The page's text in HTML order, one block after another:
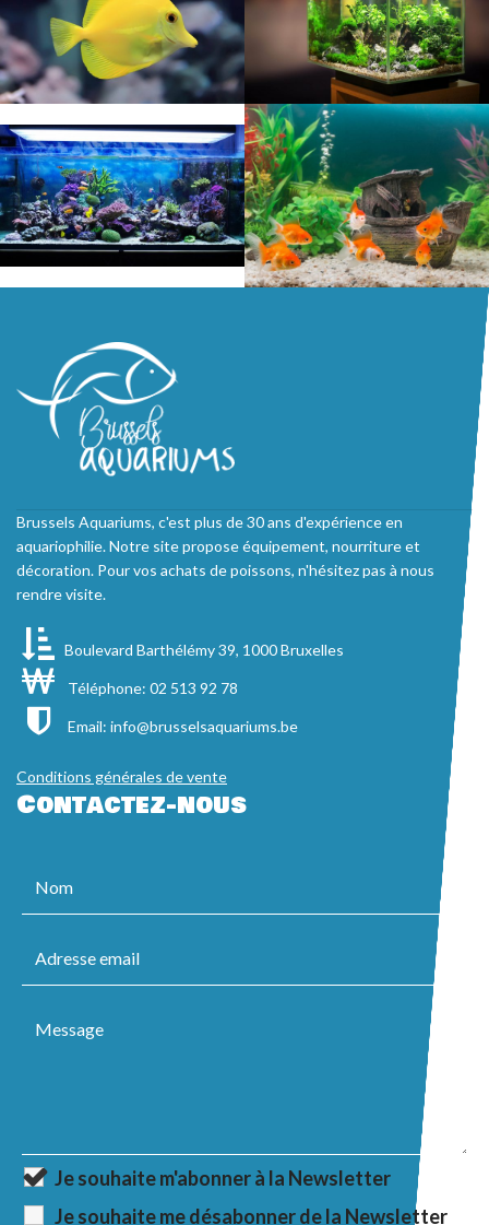
Brussels Aquariums, c'est plus de 30 ans d'expérience en
aquariophilie. Notre site propose équipement, nourriture et
décoration. Pour vos achats de poissons, n'hésitez pas à nous
rendre visite.
Boulevard Barthélémy 39, 1000 Bruxelles
Téléphone: 02 513 92 78
Email: info@brusselsaquariums.be
Conditions générales de vente
Contactez-nous
Je souhaite m'abonner à la Newsletter
Je souhaite me désabonner de la Newsletter